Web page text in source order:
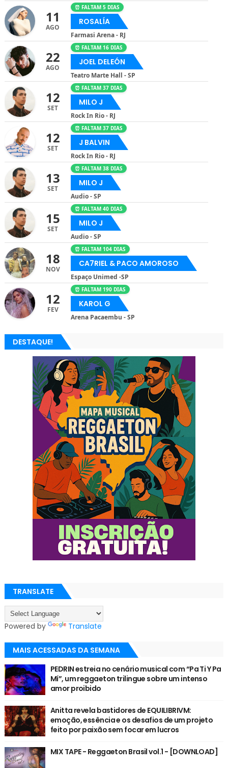
11
AGO
⏰ FALTAM 5 DIAS
ROSALÍA
Farmasi Arena - RJ
22
AGO
⏰ FALTAM 16 DIAS
JOEL DELEÓN
Teatro Marte Hall - SP
12
SET
⏰ FALTAM 37 DIAS
MILO J
Rock In Rio - RJ
12
SET
⏰ FALTAM 37 DIAS
J BALVIN
Rock In Rio - RJ
13
SET
⏰ FALTAM 38 DIAS
MILO J
Audio - SP
15
SET
⏰ FALTAM 40 DIAS
MILO J
Audio - SP
18
NOV
⏰ FALTAM 104 DIAS
CA7RIEL & PACO AMOROSO
Espaço Unimed -SP
12
FEV
⏰ FALTAM 190 DIAS
KAROL G
Arena Pacaembu - SP
DESTAQUE!
TRANSLATE
Powered by Translate
MAIS ACESSADAS DA SEMANA
PEDRIN estreia no cenário musical com “Pa Ti Y Pa
Mí”, um reggaeton trilingue sobre um intenso
amor proibido
Anitta revela bastidores de EQUILIBRIVM:
emoção, essência e os desafios de um projeto
feito por paixão sem focar em lucros
MIX TAPE - Reggaeton Brasil vol.1 - [DOWNLOAD]